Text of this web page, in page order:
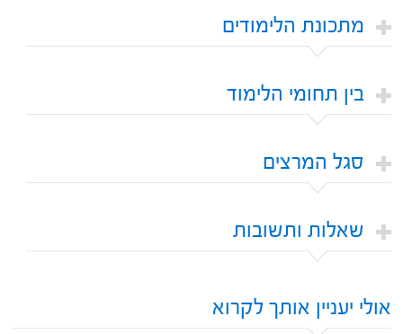
מתכונת הלימודים
בין תחומי הלימוד
סגל המרצים
שאלות ותשובות
אולי יעניין אותך לקרוא